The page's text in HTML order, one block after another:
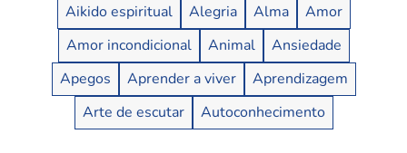
Aikido espiritual
Alegria Alma
Amor
Amor incondicional
Animal
Ansiedade
Apegos
Aprender a viver
Aprendizagem
Arte de escutar
Autoconhecimento